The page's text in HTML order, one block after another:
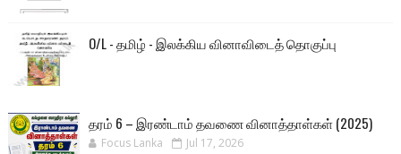
O/L - தமிழ் - இலக்கிய வினாவிடைத் தொகுப்பு
தரம் 6 – இரண்டாம் தவணை வினாத்தாள்கள் (2025)
Focus Lanka Jul 17, 2026